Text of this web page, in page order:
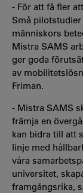
- För att få fler
Små
människors
Mistra SAMS
ger goda
av
Friman.
- Mistra SAMS
främja en
kan bidra till att
linje med
våra
universitet,
framgångsrika,